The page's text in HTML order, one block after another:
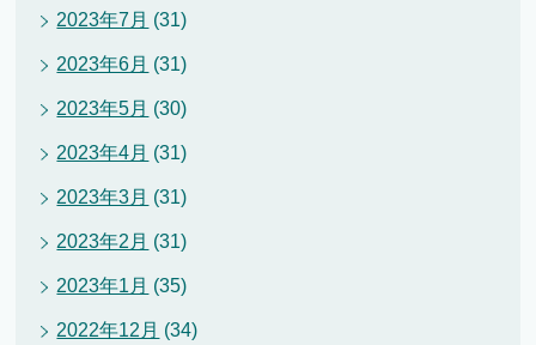
2023年7月 (31)
2023年6月 (31)
2023年5月 (30)
2023年4月 (31)
2023年3月 (31)
2023年2月 (31)
2023年1月 (35)
2022年12月 (34)